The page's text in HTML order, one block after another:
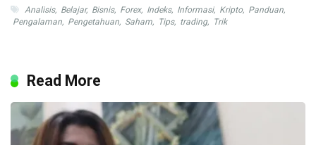
Analisis, Belajar, Bisnis, Forex, Indeks, Informasi, Kripto, Panduan,
Pengalaman, Pengetahuan, Saham, Tips, trading, Trik
Read More